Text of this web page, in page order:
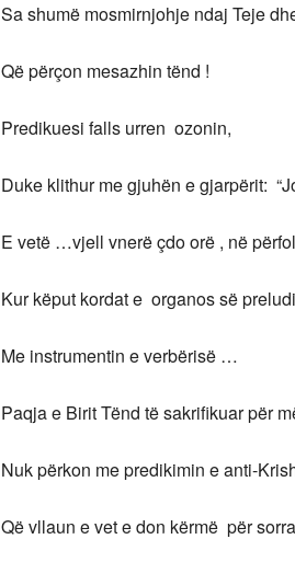
Sa shumë mosmirnjohje ndaj Teje
Që përçon mesazhin tënd !
Predikuesi falls urren ozonin,
Duke klithur me gjuhën e gjarpërit:
E vetë …vjell vnerë çdo orë , në
Kur këput kordat e organos së
Me instrumentin e verbërisë …
Paqja e Birit Tënd të sakrifikuar për
Nuk përkon me predikimin e anti-
Që vllaun e vet e don kërmë për